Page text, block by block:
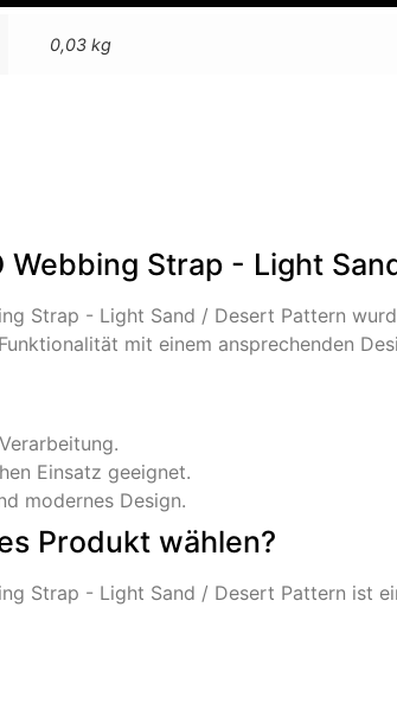
0,03 kg
Webbing Strap - Light
Strap - Light Sand / Desert Pattern
mit einem ansprechenden
Einsatz geeignet.
modernes Design.
Produkt wählen?
Strap - Light Sand / Desert Pattern ist